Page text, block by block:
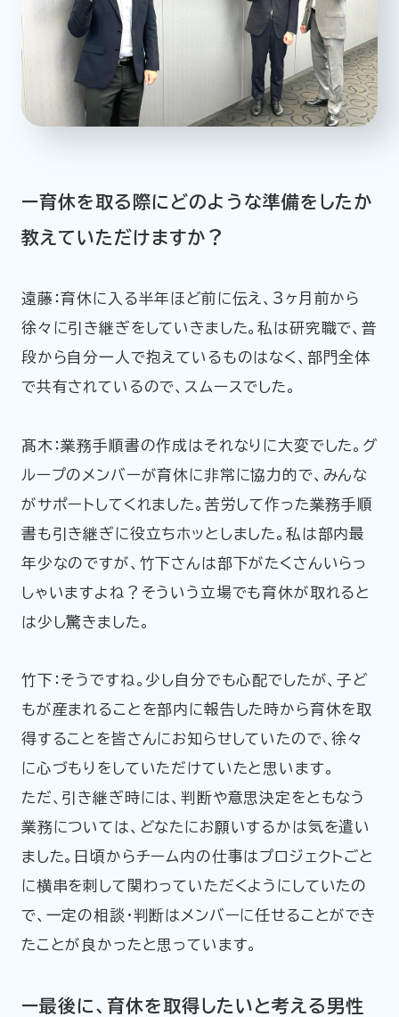
ー育休を取る際にどのような準備をしたか
教えていただけますか？
遠藤：育休に入る半年ほど前に伝え、3ヶ月前から
徐々に引き継ぎをしていきました。私は研究職で、普
段から自分一人で抱えているものはなく、部門全体
で共有されているので、スムースでした。
髙木：業務手順書の作成はそれなりに大変でした。グ
ループのメンバーが育休に非常に協力的で、みんな
がサポートしてくれました。苦労して作った業務手順
書も引き継ぎに役立ちホッとしました。私は部内最
年少なのですが、竹下さんは部下がたくさんいらっ
しゃいますよね？そういう立場でも育休が取れると
は少し驚きました。
竹下：そうですね。少し自分でも心配でしたが、子ど
もが産まれることを部内に報告した時から育休を取
得することを皆さんにお知らせしていたので、徐々
に心づもりをしていただけていたと思います。
ただ、引き継ぎ時には、判断や意思決定をともなう
業務については、どなたにお願いするかは気を遣い
ました。日頃からチーム内の仕事はプロジェクトごと
に横串を刺して関わっていただくようにしていたの
で、一定の相談・判断はメンバーに任せることができ
たことが良かったと思っています。
ー最後に、育休を取得したいと考える男性